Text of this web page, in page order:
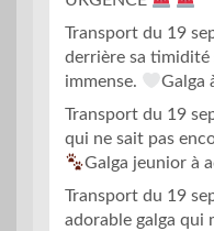
Transport du 19
derrière sa
immense.
Galga
Transport du 19
qui ne sait pas
Galga jeunior à
Transport du 19
adorable galga qui